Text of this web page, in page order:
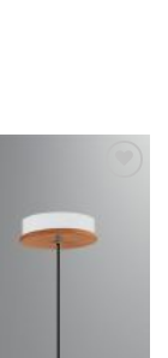
Dodaj u